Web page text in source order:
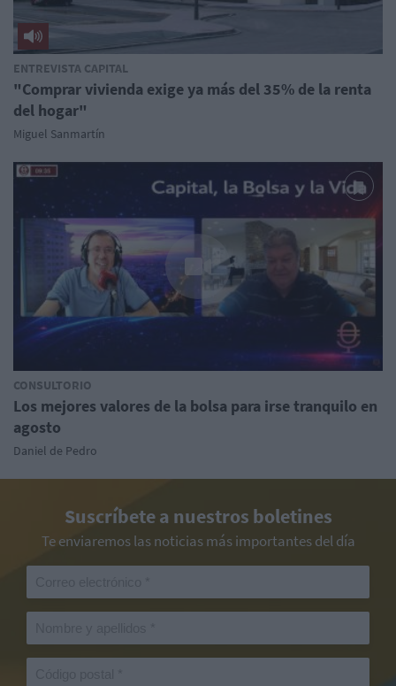
ENTREVISTA CAPITAL
"Comprar vivienda exige ya más del 35% de la renta
del hogar"
Miguel Sanmartín
CONSULTORIO
Los mejores valores de la bolsa para irse tranquilo en
agosto
Daniel de Pedro
Suscríbete a nuestros boletines
Te enviaremos las noticias más importantes del día